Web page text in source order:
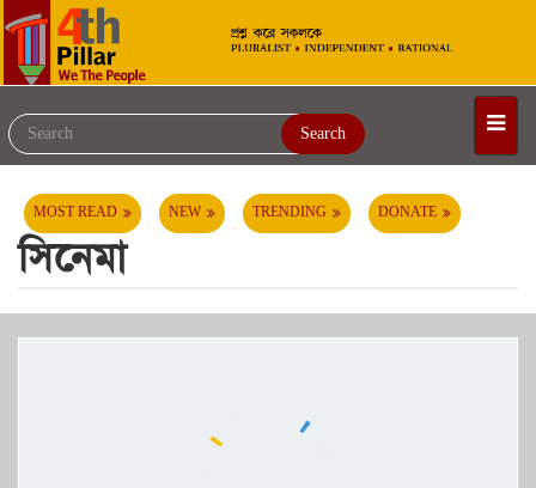
Search
MOST READ NEW TRENDING DONATE
সিনেমা